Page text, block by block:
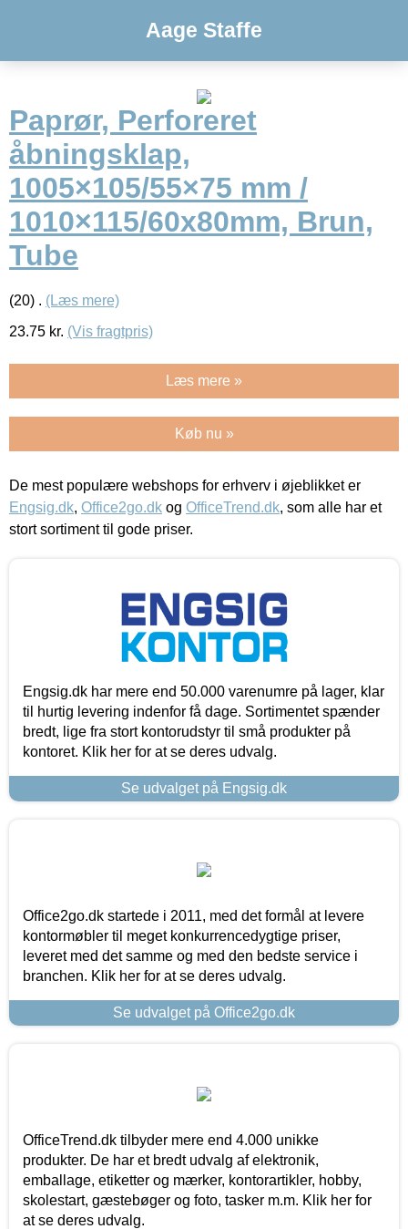
Aage Staffe
Paprør, Perforeret
åbningsklap,
1005×105/55×75 mm /
1010×115/60x80mm, Brun,
Tube
(20) . (Læs mere)
23.75 kr. (Vis fragtpris)
Læs mere »
Køb nu »
De mest populære webshops for erhverv i øjeblikket er
Engsig.dk, Office2go.dk og OfficeTrend.dk, som alle har et
stort sortiment til gode priser.
Engsig.dk har mere end 50.000 varenumre på lager, klar
til hurtig levering indenfor få dage. Sortimentet spænder
bredt, lige fra stort kontorudstyr til små produkter på
kontoret. Klik her for at se deres udvalg.
Se udvalget på Engsig.dk
Office2go.dk startede i 2011, med det formål at levere
kontormøbler til meget konkurrencedygtige priser,
leveret med det samme og med den bedste service i
branchen. Klik her for at se deres udvalg.
Se udvalget på Office2go.dk
OfficeTrend.dk tilbyder mere end 4.000 unikke
produkter. De har et bredt udvalg af elektronik,
emballage, etiketter og mærker, kontorartikler, hobby,
skolestart, gæstebøger og foto, tasker m.m. Klik her for
at se deres udvalg.